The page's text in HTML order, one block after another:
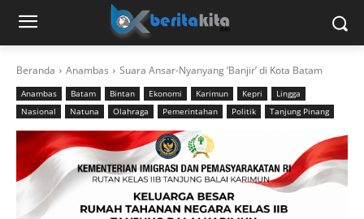
Beranda Anambas Suara Ansar-Nyanyang ‘Banjir’ di Kota Batam
Anambas Batam Bintan Ekonomi Karimun Kepri
Lingga
Nasional
Natuna Olahraga Pemerintahan Politik Tanjung Pinang